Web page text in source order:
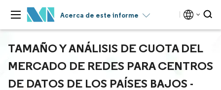
Acerca de este informe
TAMAÑO Y ANÁLISIS DE CUOTA DEL
MERCADO DE REDES PARA CENTROS
DE DATOS DE LOS PAÍSES BAJOS -